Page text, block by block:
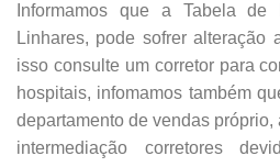
Informamos que a Tabela de
Linhares, pode sofrer alteração
isso consulte um corretor para
hospitais, infomamos também
departamento de vendas
intermediação corretores